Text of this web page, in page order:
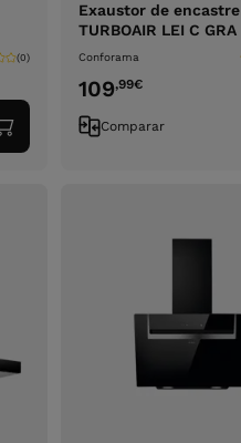
(0)
Adicionar
ao
Exaustor de encastre
TURBOAIR LEI C GRA
Conforama
109,99€
Comparar